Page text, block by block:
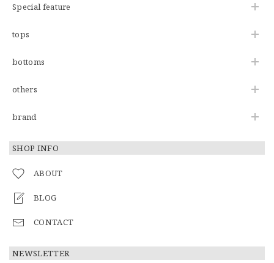
Special feature
tops
bottoms
others
brand
SHOP INFO
ABOUT
BLOG
CONTACT
NEWSLETTER